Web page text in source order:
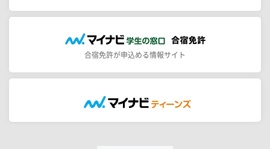
合宿免許が申込める情報サイト